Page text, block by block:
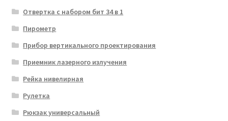
Отвертка с набором бит 34 в 1
Пирометр
Прибор вертикального проектирования
Приемник лазерного излучения
Рейка нивелирная
Рулетка
Рюкзак универсальный